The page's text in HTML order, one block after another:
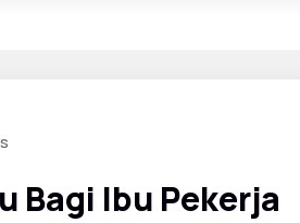
Bagi Ibu Pekerja